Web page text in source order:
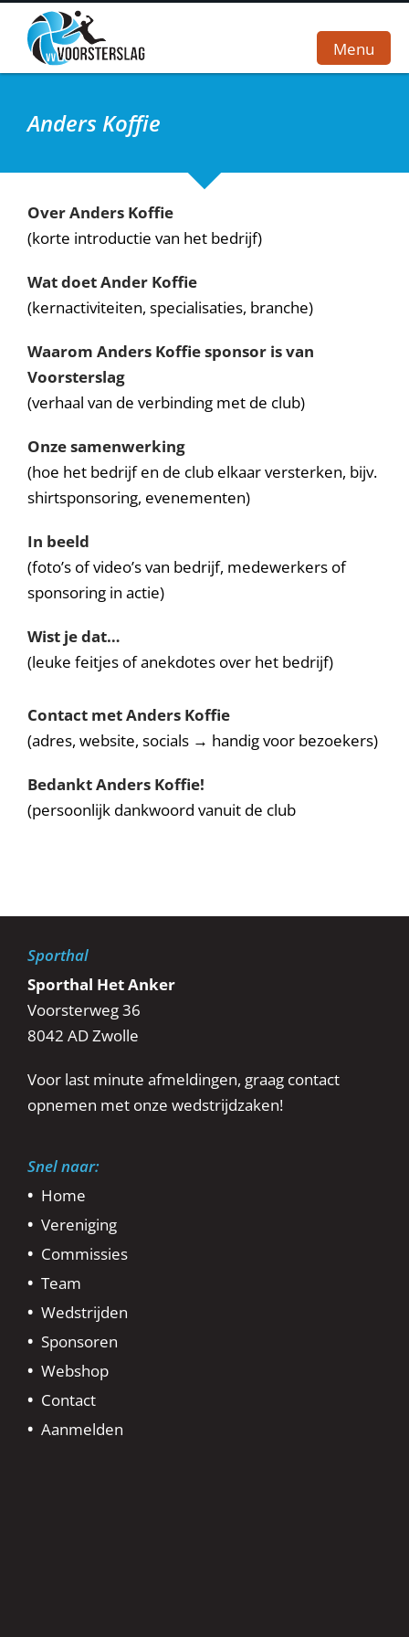
Home
Vereniging
Teams
Wedstrijden
Sponsoren
Contact
Menu
Anders Koffie
Over Anders Koffie
(korte introductie van het bedrijf)
Wat doet Ander Koffie
(kernactiviteiten, specialisaties, branche)
Waarom Anders Koffie sponsor is van
Voorsterslag
(verhaal van de verbinding met de club)
Onze samenwerking
(hoe het bedrijf en de club elkaar versterken, bijv.
shirtsponsoring, evenementen)
In beeld
(foto’s of video’s van bedrijf, medewerkers of
sponsoring in actie)
Wist je dat…
(leuke feitjes of anekdotes over het bedrijf)
Contact met Anders Koffie
(adres, website, socials → handig voor bezoekers)
Bedankt Anders Koffie!
(persoonlijk dankwoord vanuit de club
Sporthal
Sporthal Het Anker
Voorsterweg 36
8042 AD Zwolle
Voor last minute afmeldingen, graag contact
opnemen met onze wedstrijdzaken!
Snel naar:
Home
Vereniging
Commissies
Team
Wedstrijden
Sponsoren
Webshop
Contact
Aanmelden